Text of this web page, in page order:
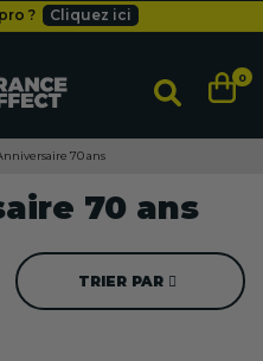
?
Cliquez ici
? Cliquez ici
dès 49
0
70 ans
70 ans
TRIER PAR